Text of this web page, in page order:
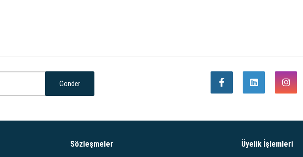
Gönder
Sözleşmeler Üyelik İşlemleri